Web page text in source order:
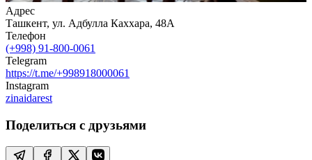
Адрес
Ташкент, ул. Адбулла Каххара, 48А
Телефон
(+998) 91-800-0061
Telegram
https://t.me/+998918000061
Instagram
zinaidarest
Поделиться с друзьями